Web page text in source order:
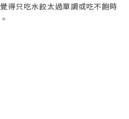
得只吃水餃太過單調或吃不飽時